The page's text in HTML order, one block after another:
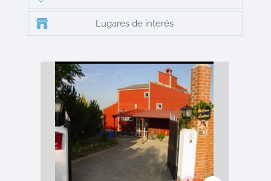
Lugares de interés